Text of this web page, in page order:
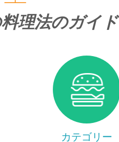
理法のガイド
カテゴリー